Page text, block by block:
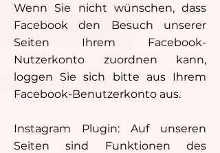
Wenn Sie nicht wünschen, dass
Facebook den Besuch unserer
Seiten Ihrem Facebook-
Nutzerkonto zuordnen kann,
loggen Sie sich bitte aus Ihrem
Facebook-Benutzerkonto aus.
Instagram Plugin: Auf unseren
Seiten sind Funktionen des